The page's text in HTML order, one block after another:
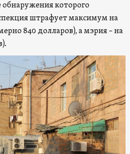
обнаружения которого
штрафует максимум на
840 долларов), а мэрия – на